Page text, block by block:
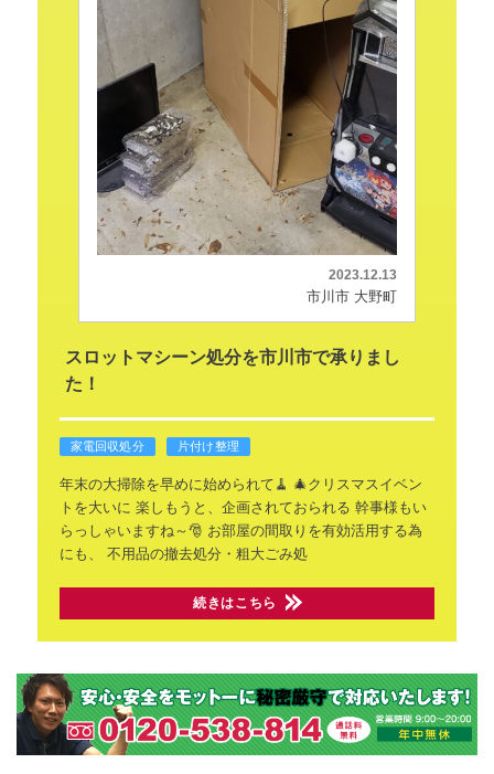
2023.12.13
市川市 大野町
スロットマシーン処分を市川市で承りまし
た！
家電回収処分 片付け整理
年末の大掃除を早めに始められて🧹 🎄クリスマスイベン
トを大いに 楽しもうと、企画されておられる 幹事様もい
らっしゃいますね～🎅 お部屋の間取りを有効活用する為
にも、
不用品の撤去処分・粗大ごみ処
続きはこちら